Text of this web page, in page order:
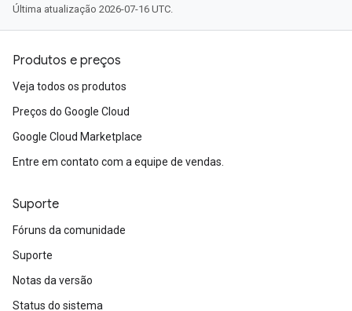
Última atualização 2026-07-16 UTC.
Produtos e preços
Veja todos os produtos
Preços do Google Cloud
Google Cloud Marketplace
Entre em contato com a equipe de vendas.
Suporte
Fóruns da comunidade
Suporte
Notas da versão
Status do sistema